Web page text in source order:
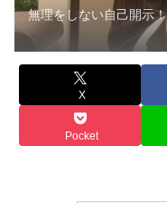
無理をしない自己開示
X
Pocket